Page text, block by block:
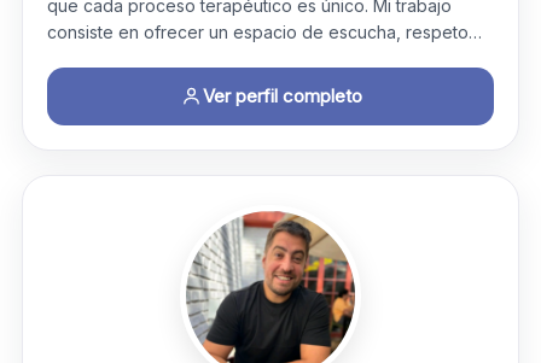
que cada proceso terapéutico es único. Mi trabajo
consiste en ofrecer un espacio de escucha, respeto…
Ver perfil completo